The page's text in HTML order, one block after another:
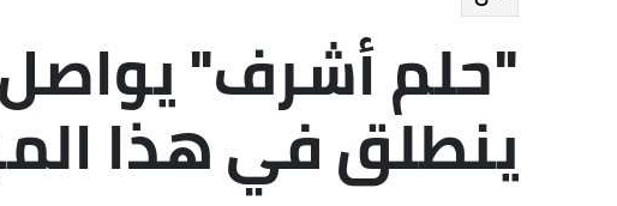
"حلم أشرف" يواصل
ينطلق في هذا